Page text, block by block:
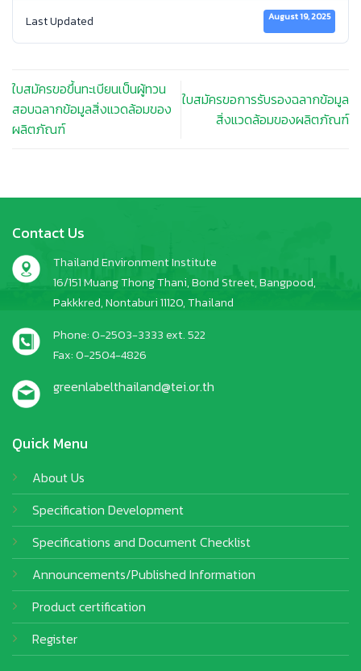
Last Updated August 19, 2025
ใบสมัครขอขึ้นทะเบียนเป็นผู้ทวน
สอบฉลากข้อมูลสิ่งแวดล้อมของ
ผลิตภัณฑ์
ใบสมัครขอการรับรองฉลากข้อมูล
สิ่งแวดล้อมของผลิตภัณฑ์
Quick Menu
About Us
Specification Development
Specifications and Document Checklist
Announcements/Published Information
Product certification
Register
Contact Us
Thailand Environment Institute
16/151 Muang Thong Thani, Bond Street, Bangpood,
Pakkkred, Nontaburi 11120, Thailand
Phone: 0-2503-3333 ext. 522
Fax: 0-2504-4826
greenlabelthailand@tei.or.th